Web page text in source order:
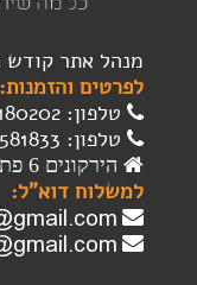
מנהל אתר קודש
לפרטים והזמנות:
טלפון: 077-2180202
טלפון: 050-8581833
הירקונים 6 פתח תקווה (יש ליצור קשר לפני הגעה)
למשלוח דוא"ל: